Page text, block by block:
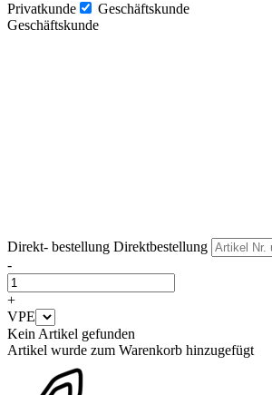
Privatkunde
Geschäftskunde
Geschäftskunde
Direkt- bestellung Direktbestellung
-
+
VPE
Kein Artikel gefunden
Artikel wurde zum Warenkorb hinzugefügt